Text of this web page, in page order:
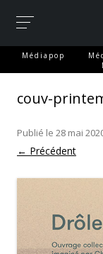
Médiapop
couv-
Publié le 28 mai
← Précédent